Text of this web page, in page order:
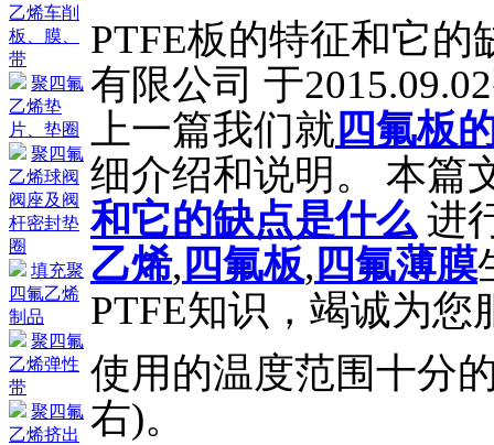
乙烯车削
板、膜、
带
聚四氟
乙烯垫
片、垫圈
聚四氟
乙烯球阀
阀座及阀
杆密封垫
圈
填充聚
四氟乙烯
制品
聚四氟
乙烯弹性
带
聚四氟
乙烯挤出
PTFE板的特征和它
有限公司 于
上一篇我们就 四氟板
细介绍和说明。 本篇
和它的缺点是什么 进
乙烯, 四氟板, 四氟薄膜
PTFE知识，竭诚为您
使用的温度范围十分
右)。